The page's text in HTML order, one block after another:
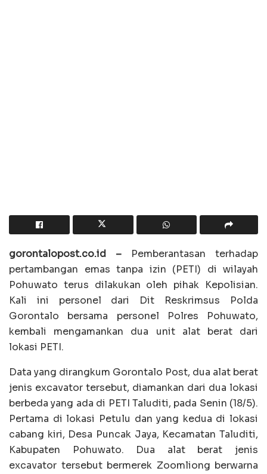
gorontalopost.co.id – Pemberantasan terhadap
pertambangan emas tanpa izin (PETI) di wilayah
Pohuwato terus dilakukan oleh pihak Kepolisian.
Kali ini personel dari Dit Reskrimsus Polda
Gorontalo bersama personel Polres Pohuwato,
kembali mengamankan dua unit alat berat dari
lokasi PETI.
Data yang dirangkum Gorontalo Post, dua alat berat
jenis excavator tersebut, diamankan dari dua lokasi
berbeda yang ada di PETI Taluditi, pada Senin (18/5).
Pertama di lokasi Petulu dan yang kedua di lokasi
cabang kiri, Desa Puncak Jaya, Kecamatan Taluditi,
Kabupaten Pohuwato. Dua alat berat jenis
excavator tersebut bermerek Zoomliong berwarna